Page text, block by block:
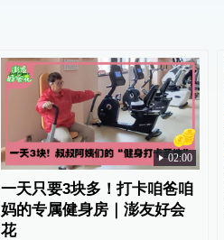
02:00
一天只要3块多！打卡咱爸咱
妈的专属健身房｜澎友好会
花